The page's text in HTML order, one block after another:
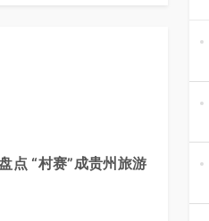
点 “村赛”成贵州旅游